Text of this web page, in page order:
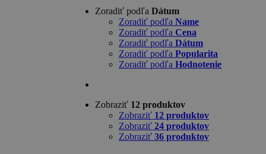
Zoradiť podľa Dátum
Zoradiť podľa Name
Zoradiť podľa Cena
Zoradiť podľa Dátum
Zoradiť podľa Popularita
Zoradiť podľa Hodnotenie
Zobraziť 12 produktov
Zobraziť 12 produktov
Zobraziť 24 produktov
Zobraziť 36 produktov